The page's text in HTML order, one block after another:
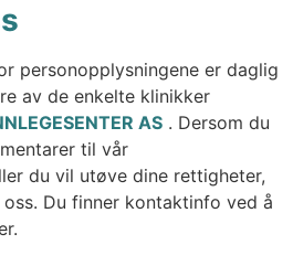
personopplysningene er daglig
av de enkelte klinikker
AS . Dersom du
til vår
du vil utøve dine rettigheter,
Du finner kontaktinfo ved å